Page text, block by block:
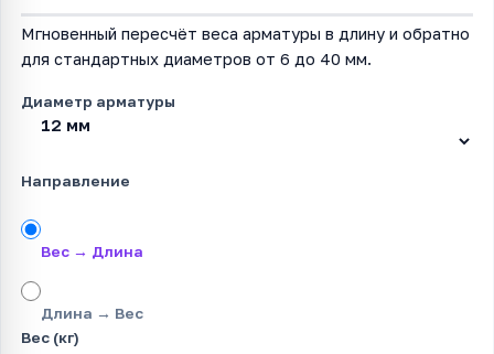
Мгновенный пересчёт веса арматуры в длину и обратно
для стандартных диаметров от 6 до 40 мм.
Диаметр арматуры
Направление
Вес → Длина
Длина → Вес
Вес (кг)